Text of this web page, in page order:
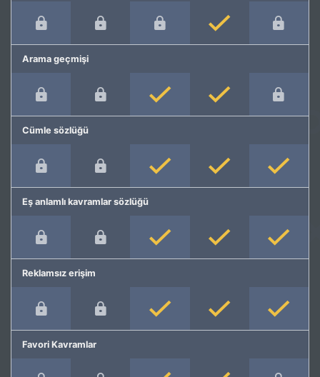
Arama geçmişi
Cümle sözlüğü
Eş anlamlı kavramlar sözlüğü
Reklamsız erişim
Favori Kavramlar